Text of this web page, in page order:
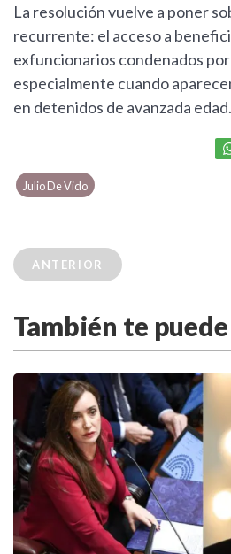
La resolución vuelve a poner
recurrente: el acceso a
exfuncionarios condenados
especialmente cuando
en detenidos de avanzada edad.
Julio De Vido
ANTERIOR
También te